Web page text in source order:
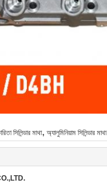
সিলিন্ডার মাথা, অ্যালুমিনিয়াম সিলিন্ডার মাথা